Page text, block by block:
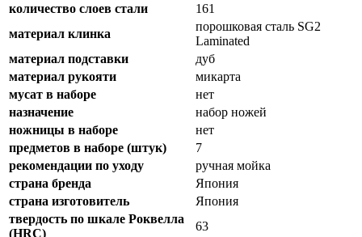
количество слоев стали
161
материал клинка
порошковая сталь SG2
Laminated
материал подставки
дуб
материал рукояти
микарта
мусат в наборе
нет
назначение
набор ножей
ножницы в наборе
нет
предметов в наборе (штук)
7
рекомендации по уходу
ручная мойка
страна бренда
Япония
страна изготовитель
Япония
твердость по шкале Роквелла
(HRC)
63